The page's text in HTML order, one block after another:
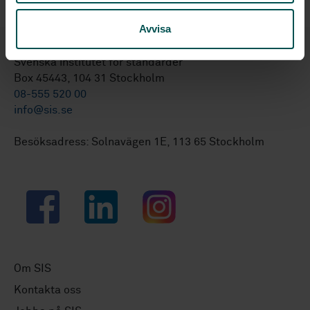
Avvisa
Svenska institutet för standarder
Box 45443, 104 31 Stockholm
08-555 520 00
info@sis.se
Besöksadress: Solnavägen 1E, 113 65 Stockholm
Facebook LinkedIn Instagram
Om SIS
Kontakta oss